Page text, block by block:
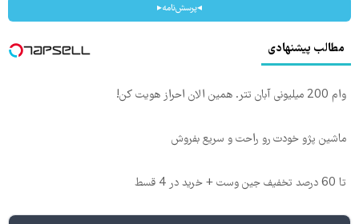
◂پرسش‌نامه▸
مطالب پیشنهادی
وام 200 میلیونی آبان تتر. همین الان احراز هویت کن!
ماشین پژو خودت رو راحت و سریع بفروش
تا 60 درصد تخفیف جین وست + خرید در 4 قسط